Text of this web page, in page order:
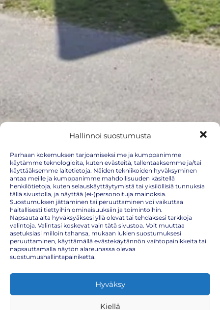
Hallinnoi suostumusta
Parhaan kokemuksen tarjoamiseksi me ja kumppanimme
käytämme teknologioita, kuten evästeitä, tallentaaksemme ja/tai
käyttääksemme laitetietoja. Näiden tekniikoiden hyväksyminen
antaa meille ja kumppanimme mahdollisuuden käsitellä
henkilötietoja, kuten selauskäyttäytymistä tai yksilöllisiä tunnuksia
tällä sivustolla, ja näyttää (ei-)personoituja mainoksia.
Suostumuksen jättäminen tai peruuttaminen voi vaikuttaa
haitallisesti tiettyihin ominaisuuksiin ja toimintoihin.
Napsauta alta hyväksyäksesi yllä olevat tai tehdäksesi tarkkoja
valintoja. Valintasi koskevat vain tätä sivustoa. Voit muuttaa
asetuksiasi milloin tahansa, mukaan lukien suostumuksesi
peruuttaminen, käyttämällä evästekäytännön vaihtopainikkeita tai
napsauttamalla näytön alareunassa olevaa
suostumushallintapainiketta.
Hyväksy
Kiellä
S-Market Söderkulla
(Amiraalintie 2)
Söderkulla, Uusimaa, Suomi
Näytä kartalla
Tulevat tapahtumat
Maanantai
14:00 – 15:00